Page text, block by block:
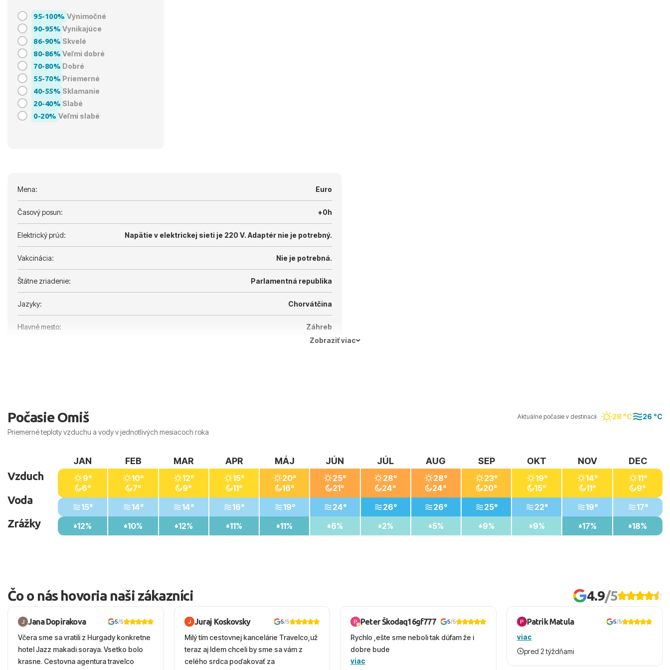
95-100% Výnimočné
90-95% Vynikajúce
86-90% Skvelé
80-86% Veľmi dobré
70-80% Dobré
55-70% Priemerné
40-55% Sklamanie
20-40% Slabé
0-20% Veľmi slabé
Mena: Euro
Časový posun: +0h
Elektrický prúd: Napätie v elektrickej sieti je 220 V. Adaptér nie je potrebný.
Vakcinácia: Nie je potrebná.
Štátne zriadenie: Parlamentná republika
Jazyky: Chorvátčina
Hlavné mesto:
Záhreb
Zobraziť viac
Počasie Omiš
Priemerné teploty vzduchu a vody v jednotlivých mesiacoch roka
Aktuálne počasie v destinacii 28 °C 26 °C
Vzduch
Voda
Zrážky
JAN
9°
6°
15°
12%
FEB
10°
7°
14°
10%
MAR
12°
9°
14°
12%
APR
15°
11°
16°
11%
MÁJ
20°
16°
19°
11%
JÚN
25°
21°
24°
6%
JÚL
28°
24°
26°
2%
AUG
28°
24°
26°
5%
SEP
23°
20°
25°
9%
OKT
19°
15°
22°
9%
NOV
14°
11°
19°
17%
DEC
11°
9°
17°
18%
Čo o nás hovoria naši zákazníci 4.9/5
Jana Dopirakova 5/5
Včera sme sa vratili z Hurgady konkretne
hotel Jazz makadi soraya. Vsetko bolo
krasne. Cestovna agentura travelco
Juraj Koskovsky 5/5
Milý tím cestovnej kancelárie Travelco,už
teraz aj Idem chceli by sme sa vám z
celého srdca poďakovať za
Peter Škodaq16gf777 5/5
Rychlo ,ešte sme neboli tak dúfam že i
dobre bude
viac
Patrik Matula 5/5
viac
pred 2 týždňami